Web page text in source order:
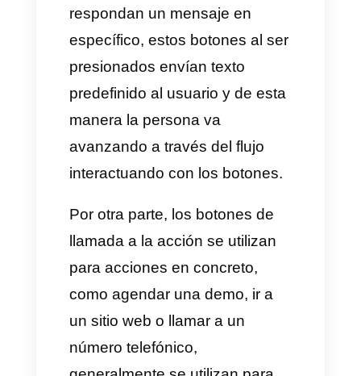
Estos botones permiten a las
empresas interactuar de mejor
forma con sus clientes,
dándoles la posibilidad de elegir
acciones dentro del chat. Hay
dos tipos de botones, los que
llaman a la accióny los que
permiten darrespuestas
.
respuesta rápida es que se